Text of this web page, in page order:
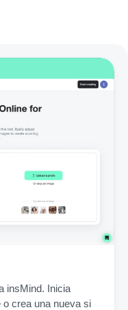
insMind. Inicia
crea una nueva si